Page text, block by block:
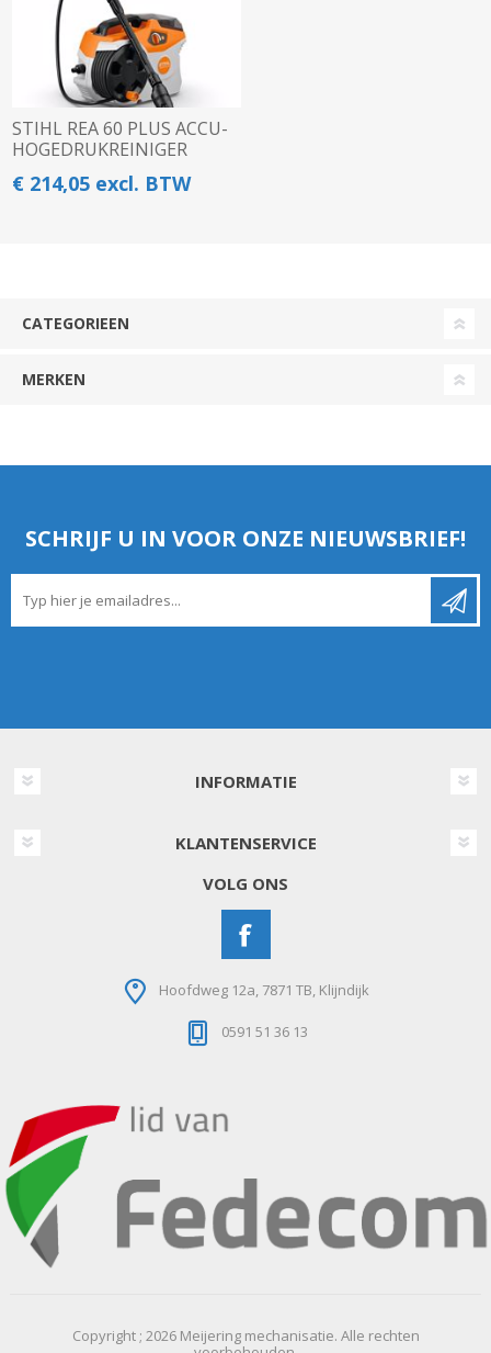
STIHL REA 60 PLUS ACCU-
HOGEDRUKREINIGER
€ 214,05 excl. BTW
CATEGORIEEN
MERKEN
SCHRIJF U IN VOOR ONZE NIEUWSBRIEF!
INFORMATIE
KLANTENSERVICE
VOLG ONS
Hoofdweg 12a, 7871 TB, Klijndijk
0591 51 36 13
Copyright ; 2026 Meijering mechanisatie. Alle rechten